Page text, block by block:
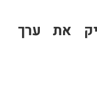
את ערך